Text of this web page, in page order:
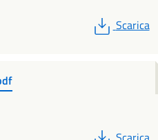
PDF
Scarica
PDF